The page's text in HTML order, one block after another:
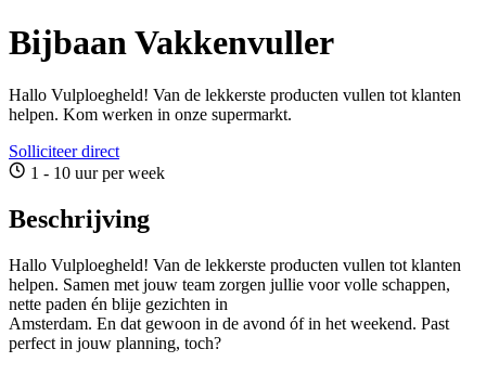
Bijbaan Vakkenvuller
Hallo Vulploegheld! Van de lekkerste producten vullen tot klanten
helpen. Kom werken in onze supermarkt.
Solliciteer direct
1 - 10 uur per week
Beschrijving
Hallo Vulploegheld! Van de lekkerste producten vullen tot klanten
helpen. Samen met jouw team zorgen jullie voor volle schappen,
nette paden én blije gezichten in
Amsterdam. En dat gewoon in de avond óf in het weekend. Past
perfect in jouw planning, toch?